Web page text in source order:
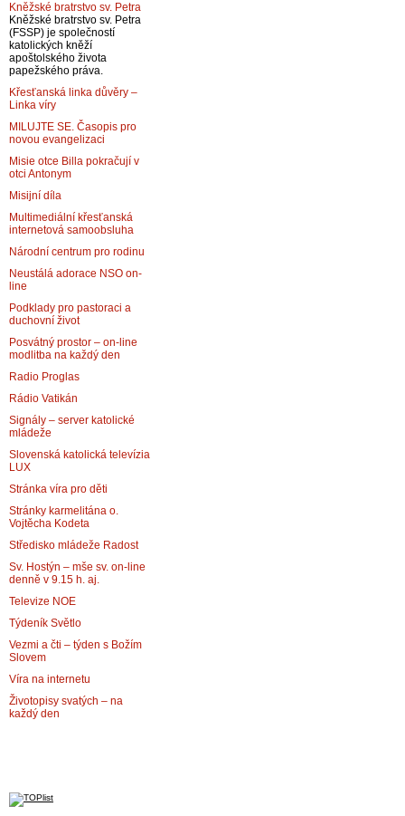
Kněžské bratrstvo sv. Petra
Kněžské bratrstvo sv. Petra
(FSSP) je společností
katolických kněží
apoštolského života
papežského práva.
Křesťanská linka důvěry –
Linka víry
MILUJTE SE. Časopis pro
novou evangelizaci
Misie otce Billa pokračují v
otci Antonym
Misijní díla
Multimediální křesťanská
internetová samoobsluha
Národní centrum pro rodinu
Neustálá adorace NSO on-
line
Podklady pro pastoraci a
duchovní život
Posvátný prostor – on-line
modlitba na každý den
Radio Proglas
Rádio Vatikán
Signály – server katolické
mládeže
Slovenská katolická televízia
LUX
Stránka víra pro děti
Stránky karmelitána o.
Vojtěcha Kodeta
Středisko mládeže Radost
Sv. Hostýn – mše sv. on-line
denně v 9.15 h. aj.
Televize NOE
Týdeník Světlo
Vezmi a čti – týden s Božím
Slovem
Víra na internetu
Životopisy svatých – na
každý den